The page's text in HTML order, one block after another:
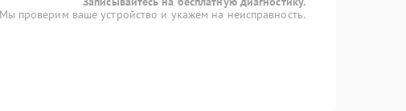
Мы проверим ваше устройство и укажем на неисправность.